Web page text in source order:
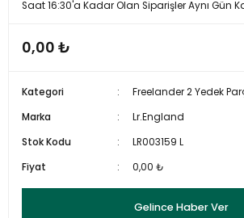
Saat 16:30'a Kadar Olan Siparişler Aynı Gün
0,00 ₺
Kategori
Freelander 2 Yedek
Marka
Lr.England
Stok Kodu
LR003159 L
Fiyat
0,00 ₺
Gelince Haber Ver